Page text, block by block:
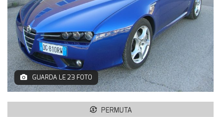
GUARDA LE 23 FOTO
PERMUTA